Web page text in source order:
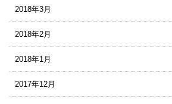
2018年3月
2018年2月
2018年1月
2017年12月